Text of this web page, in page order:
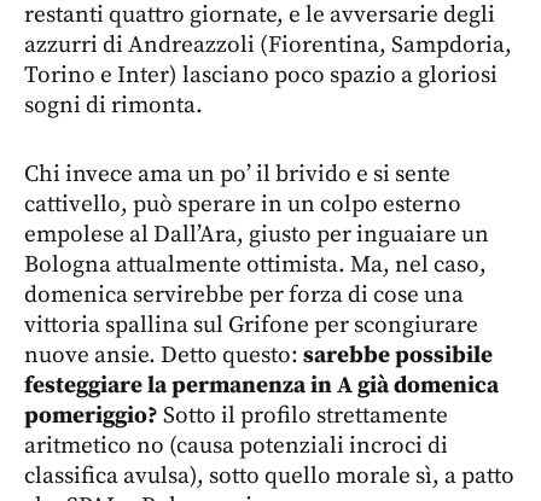
restanti quattro giornate, e le avversarie degli
azzurri di Andreazzoli (Fiorentina, Sampdoria,
Torino e Inter) lasciano poco spazio a gloriosi
sogni di rimonta.
Chi invece ama un po’ il brivido e si sente
cattivello, può sperare in un colpo esterno
empolese al Dall’Ara, giusto per inguaiare un
Bologna attualmente ottimista. Ma, nel caso,
domenica servirebbe per forza di cose una
vittoria spallina sul Grifone per scongiurare
nuove ansie. Detto questo: sarebbe possibile
festeggiare la permanenza in A già domenica
pomeriggio? Sotto il profilo strettamente
aritmetico no (causa potenziali incroci di
classifica avulsa), sotto quello morale sì, a patto